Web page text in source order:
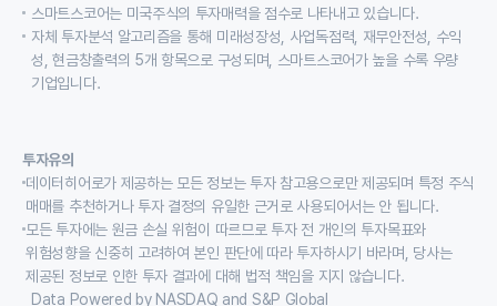
스마트스코어는 미국주식의 투자매력을 점수로 나타내고 있습니다.
자체 투자분석 알고리즘을 통해 미래성장성, 사업독점력, 재무안전성, 수익
성, 현금창출력의 5개 항목으로 구성되며, 스마트스코어가 높을 수록 우량
기업입니다.
투자유의
데이터히어로가 제공하는 모든 정보는 투자 참고용으로만 제공되며 특정 주식
매매를 추천하거나 투자 결정의 유일한 근거로 사용되어서는 안 됩니다.
모든 투자에는 원금 손실 위험이 따르므로 투자 전 개인의 투자목표와
위험성향을 신중히 고려하여 본인 판단에 따라 투자하시기 바라며, 당사는
제공된 정보로 인한 투자 결과에 대해 법적 책임을 지지 않습니다.
Data Powered by NASDAQ and S&P Global